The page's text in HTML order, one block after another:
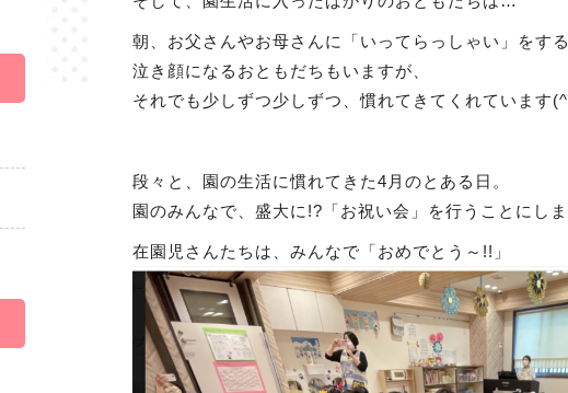
朝、お父さんやお母さんに「いってらっしゃい」をす
泣き顔になるおともだちもいますが、
それでも少しずつ少しずつ、慣れてきてくれています
段々と、園の生活に慣れてきた4月のとある日。
園のみんなで、盛大に!?「お祝い会」を行うことにし
在園児さんたちは、みんなで「おめでとう～!!」